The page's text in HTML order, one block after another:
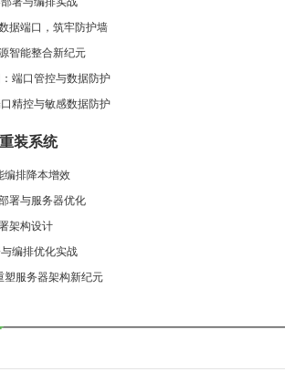
据端口，筑牢防护墙
智能整合新纪元
端口管控与数据防护
精控与敏感数据防护
装系统
编排降本增效
署与服务器优化
架构设计
编排优化实战
塑服务器架构新纪元